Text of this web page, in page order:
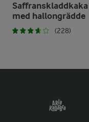
Saffranskladdkaka
med hallongrädde
(228)